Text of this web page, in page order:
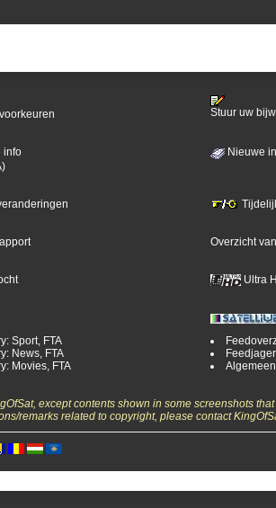
Stuur uw
info
Nieuwe
Overzicht
Ultra
Sport, FTA
News, FTA
Movies, FTA
except contents shown in some screenshots
remarks related to copyright, please contact